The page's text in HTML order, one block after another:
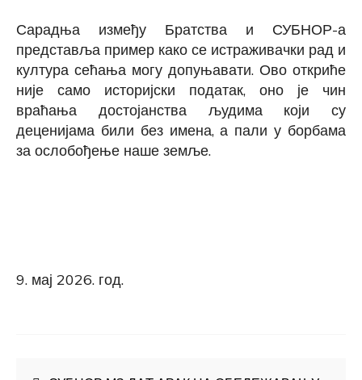
Сарадња између Братства и СУБНОР-а
представља пример како се истраживачки рад и
култура сећања могу допуњавати. Ово откриће
није само историјски податак, оно је чин
враћања достојанства људима који су
деценијама били без имена, а пали у борбама
за ослобођење наше земље.
9. мај 2026. год.